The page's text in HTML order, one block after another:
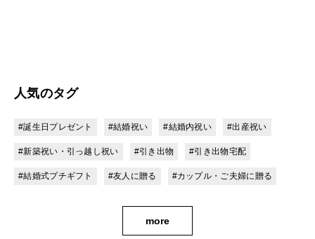
人気のタグ
#誕生日プレゼント #結婚祝い #結婚内祝い #出産祝い
#新築祝い・引っ越し祝い #引き出物 #引き出物宅配
#結婚式プチギフト #友人に贈る #カップル・ご夫婦に贈る
more